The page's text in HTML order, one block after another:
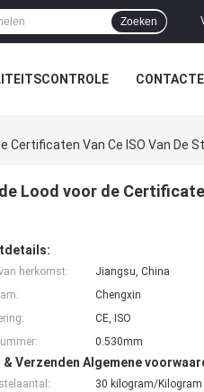
Zoeken
Certificaten Van Ce ISO Van De
Lood voor de
herkomst:
Jiangsu, China
Chengxin
CE, ISO
0.530mm
& Verzenden Algemene
30 kilogram/Kilogram